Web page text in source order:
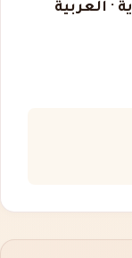
· العربية